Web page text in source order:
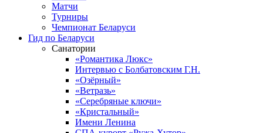
Матчи
Турниры
Чемпионат Беларуси
Гид по Беларуси
Санатории
«Романтика Люкс»
Интервью с Болбатовским Г.Н.
«Озёрный»
«Ветразь»
«Серебряные ключи»
«Кристальный»
Имени Ленина